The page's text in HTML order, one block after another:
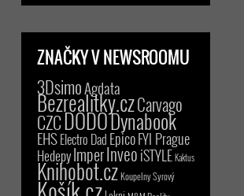
ZNAČKY V NEWSROOMU
3DsimoAgdata
Bezrealitky.czCarvago
CZCDODODynabook
EHSElectro Dad EpicoFYI Prague
HedepyImperInveoiSTYLE Kaktus
Knihobot.czKoupelny Syrový